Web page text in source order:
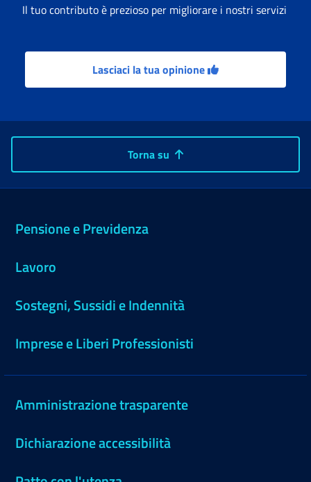
Il tuo contributo è prezioso per migliorare i nostri servizi
Lasciaci la tua opinione
Torna su
Pensione e Previdenza
Lavoro
Sostegni, Sussidi e Indennità
Imprese e Liberi Professionisti
Amministrazione trasparente
Dichiarazione accessibilità